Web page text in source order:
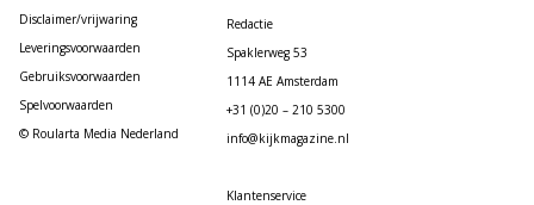
Disclaimer/vrijwaring
Leveringsvoorwaarden
Gebruiksvoorwaarden
Spelvoorwaarden
© Roularta Media Nederland
Redactie
Spaklerweg 53
1114 AE Amsterdam
+31 (0)20 – 210 5300
info@kijkmagazine.nl
Klantenservice